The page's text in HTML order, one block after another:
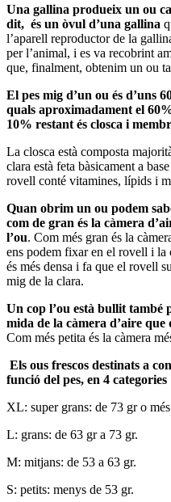
Una gallina produeix un ou
dit, és un òvul d’una gallina
l’aparell reproductor de la
per l’animal, i es va recobrint
que, finalment, obtenim un ou
El pes mig d’un ou és d’uns
quals aproximadament el
10% restant és closca i
La closca està composta
clara està feta bàsicament a
rovell conté vitamines, lípids i
Quan obrim un ou podem
com de gran és la càmera
l’ou. Com més gran és la
ens podem fixar en el rovell i la
és més densa i fa que el rovell
mig de la clara.
Un cop l’ou està bullit també
mida de la càmera d’aire
Com més petita és la càmera
Els ous frescos destinats a
funció del pes, en 4 categories
XL: super grans: de 73 gr o
L: grans: de 63 gr a 73 gr.
M: mitjans: de 53 a 63 gr.
S: petits: menys de 53 gr.